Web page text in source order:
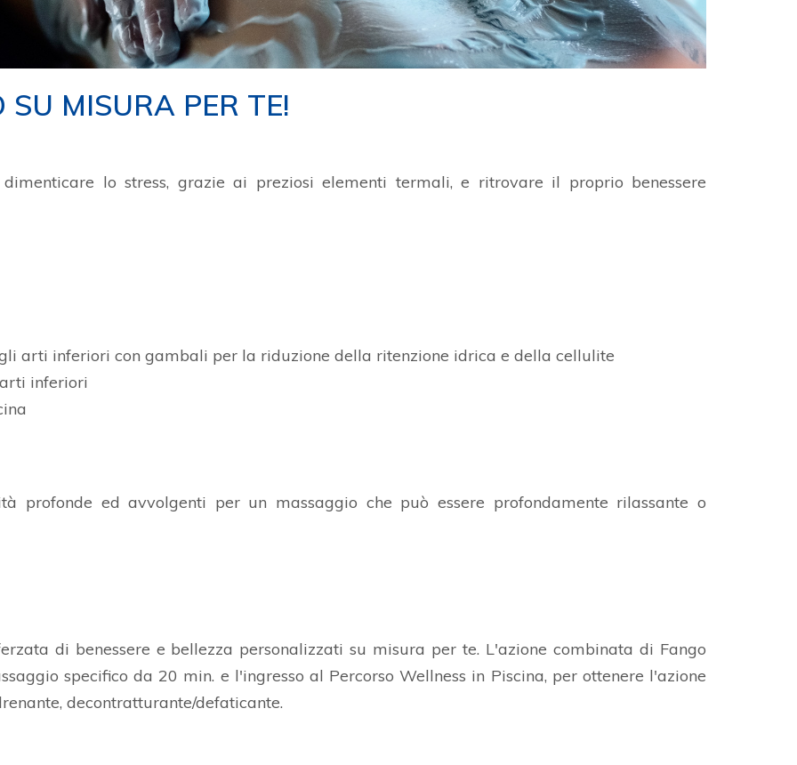
SU MISURA PER TE!
lo stress, grazie ai preziosi elementi termali, e ritrovare il proprio benessere
arti inferiori con gambali per la riduzione della ritenzione idrica e della cellulite
inferiori
profonde ed avvolgenti per un massaggio che può essere profondamente rilassante o
di benessere e bellezza personalizzati su misura per te. L'azione combinata di Fango
specifico da 20 min. e l'ingresso al Percorso Wellness in Piscina, per ottenere l'azione
decontratturante/defaticante.